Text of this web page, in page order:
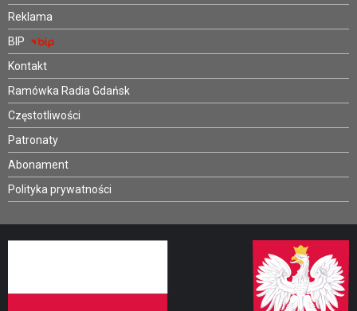
Reklama
BIP
Kontakt
Ramówka Radia Gdańsk
Częstotliwości
Patronaty
Abonament
Polityka prywatności